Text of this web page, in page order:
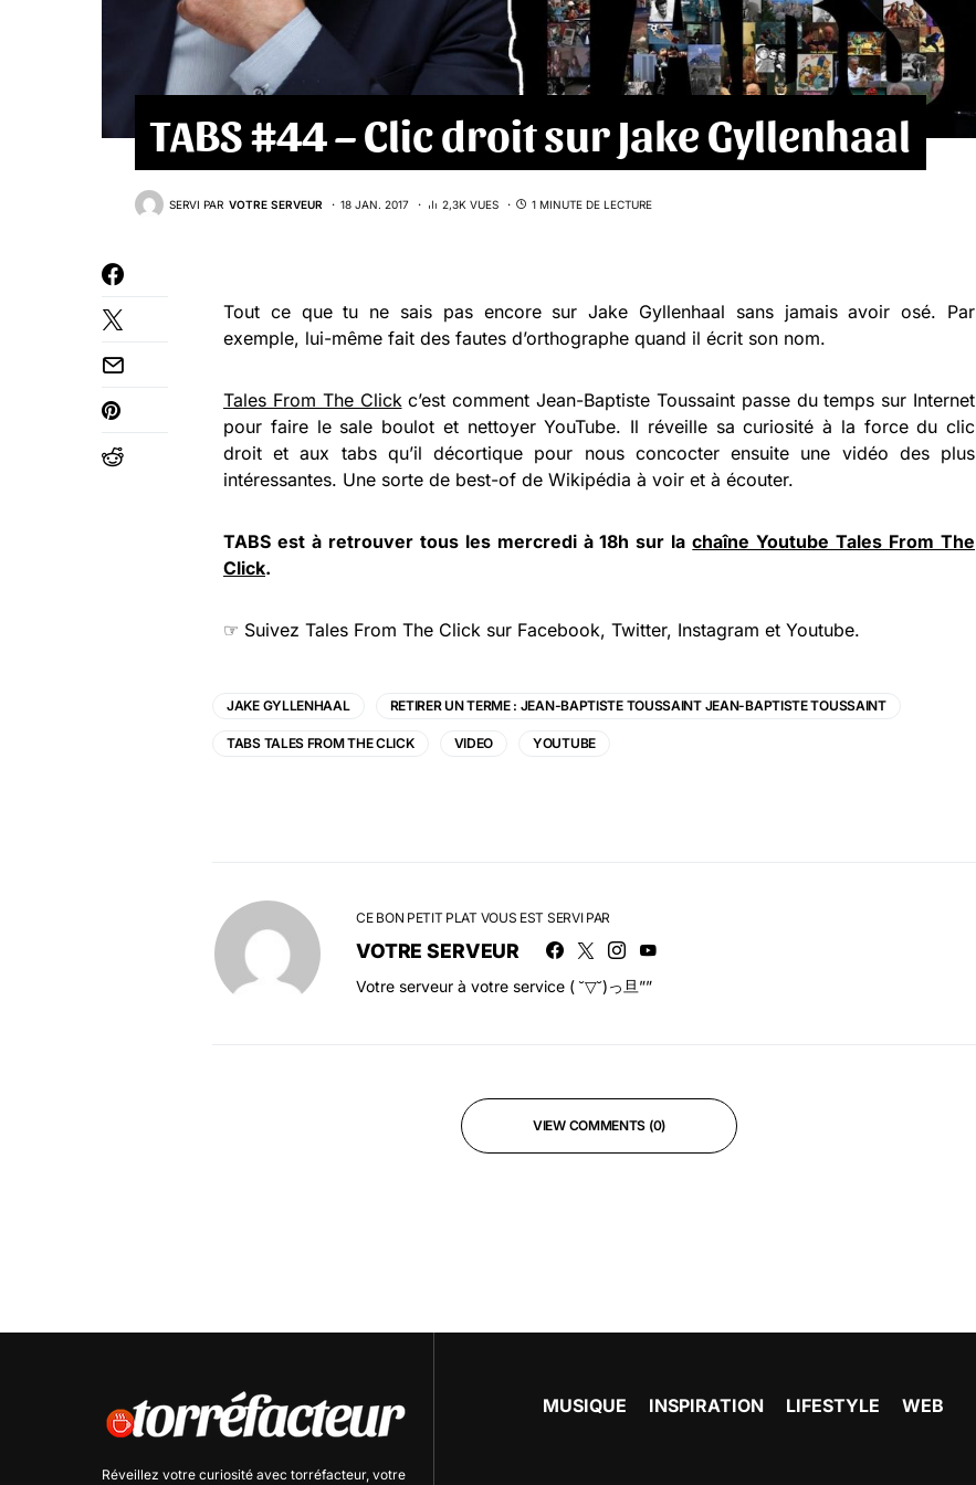
TABS #44 – Clic droit sur Jake Gyllenhaal
SERVI PAR VOTRE SERVEUR 18 JAN. 2017 2,3K VUES 1 MINUTE DE LECTURE
Tout ce que tu ne sais pas encore sur Jake Gyllenhaal sans jamais avoir osé. Par
exemple, lui-même fait des fautes d’orthographe quand il écrit son nom.
Tales From The Clickc’est comment Jean-Baptiste Toussaint passe du temps sur Internet
pour faire le sale boulot et nettoyer YouTube. Il réveille sa curiosité à la force du clic
droit et aux tabs qu’il décortique pour nous concocter ensuite une vidéo des plus
intéressantes. Une sorte de best-of de Wikipédia à voir et à écouter.
TABS est à retrouver tous les mercredi à 18h sur lachaîne Youtube Tales From The
Click.
☞ Suivez Tales From The Click sur Facebook, Twitter, Instagram et Youtube.
JAKE GYLLENHAAL RETIRER UN TERME : JEAN-BAPTISTE TOUSSAINT JEAN-BAPTISTE TOUSSAINT
TABS TALES FROM THE CLICK VIDEO YOUTUBE
CE BON PETIT PLAT VOUS EST SERVI PAR
VOTRE SERVEUR
Votre serveur à votre service ( ˘▽˘)っ旦””
VIEW COMMENTS (0)
Réveillez votre curiosité avec torréfacteur, votre
MUSIQUE INSPIRATION LIFESTYLE WEB